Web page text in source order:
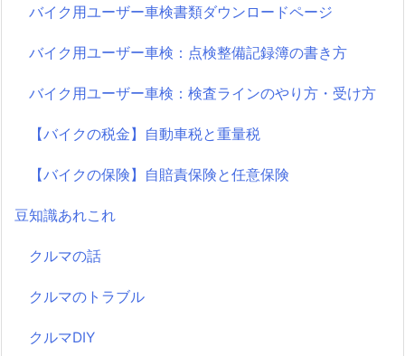
バイク用ユーザー車検書類ダウンロードページ
バイク用ユーザー車検：点検整備記録簿の書き方
バイク用ユーザー車検：検査ラインのやり方・受け方
【バイクの税金】自動車税と重量税
【バイクの保険】自賠責保険と任意保険
豆知識あれこれ
クルマの話
クルマのトラブル
クルマDIY